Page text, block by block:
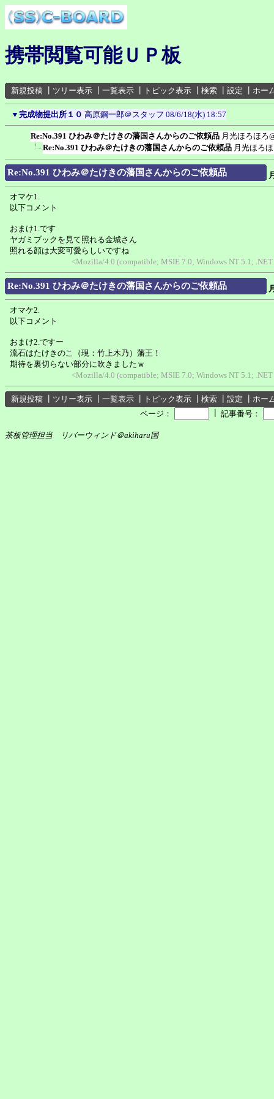
携帯閲覧可能ＵＰ板
新規投稿 ツリー表示 一覧表示 トピック表示 検索 設定 ホー
▼ 完成物提出所１０ 高原鋼一郎＠スタッフ 08/6/18(水) 18:57
Re:No.391 ひわみ＠たけきの藩国さんからのご依頼品 月光ほろほろ
Re:No.391 ひわみ＠たけきの藩国さんからのご依頼品 月光ほろ
Re:No.391 ひわみ＠たけきの藩国さんからのご依頼品
オマケ1.
以下コメント
おまけ1.です
ヤガミブックを見て照れる金城さん
照れる顔は大変可愛らしいですね
<Mozilla/4.0 (compatible; MSIE 7.0; Windows NT 5.1;
Re:No.391 ひわみ＠たけきの藩国さんからのご依頼品
オマケ2.
以下コメント
おまけ2.ですー
流石はたけきのこ（現：竹上木乃）藩王！
期待を裏切らない部分に吹きましたｗ
<Mozilla/4.0 (compatible; MSIE 7.0; Windows NT 5.1;
新規投稿 ツリー表示 一覧表示 トピック表示 検索 設定
ホー
ページ：
記事番号：
茶板管理担当 リバーウィンド＠akiharu国